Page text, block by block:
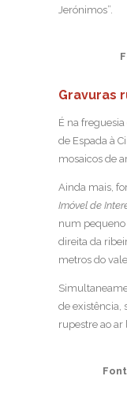
Jerónimos”.
Gravuras
É na
de Espada à
mosaicos de
Ainda mais,
Imóvel de
num
direita da
metros do
de existência,
rupestre ao